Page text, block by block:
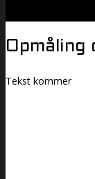
Tekst kommer